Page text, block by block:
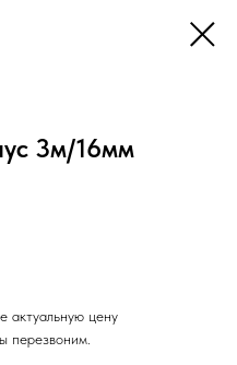
3м/16мм
актуальную цену
перезвоним.